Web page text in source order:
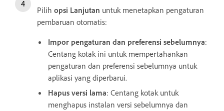
Pilih opsi Lanjutan untuk menetapkan pengaturan
pembaruan otomatis:
Impor pengaturan dan preferensi sebelumnya:
Centang kotak ini untuk mempertahankan
pengaturan dan preferensi sebelumnya untuk
aplikasi yang diperbarui.
Hapus versi lama: Centang kotak untuk
menghapus instalan versi sebelumnya dan